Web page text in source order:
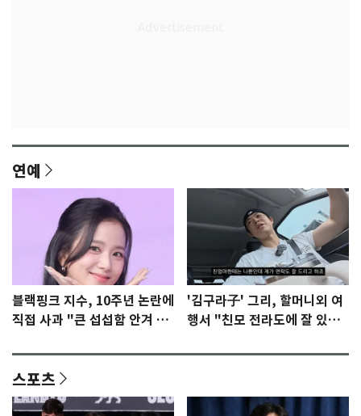
연예
블랙핑크 지수, 10주년 논란에
직접 사과 "큰 섭섭함 안겨 미
'김구라子' 그리, 할머니외 여
행서 "친모 전라도에 잘 있
스포츠